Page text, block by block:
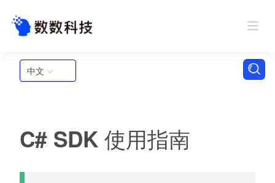
中文
C# SDK 使用指南